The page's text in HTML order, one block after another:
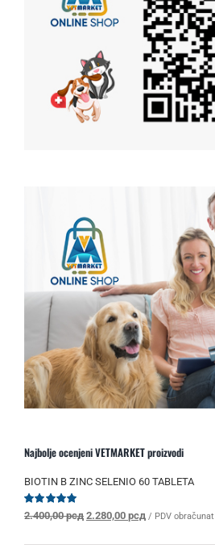
Najbolje ocenjeni VETMARKET proizvodi
BIOTIN B ZINC SELENIO 60 TABLETA
Ocenjeno
od 5
2.400,00рсд Originalna
je
2.280,00 рсд Trenutna
je:
/ PDV obračunat